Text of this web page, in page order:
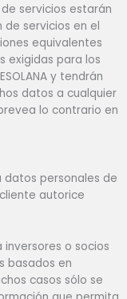
servicios estarán
servicios en el
equivalentes
exigidas para los
y tendrán
datos a cualquier
lo contrario en
datos personales de
autorice
inversores o socios
basados en
casos sólo se